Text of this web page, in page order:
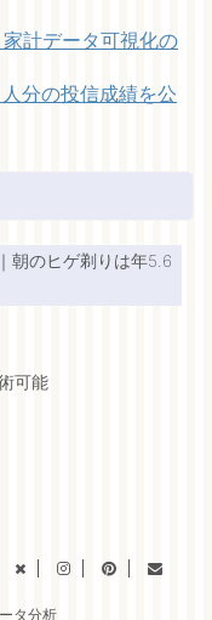
計データ可視化の
分の投信成績を公
朝のヒゲ剃りは年5.6
可能
タ分析